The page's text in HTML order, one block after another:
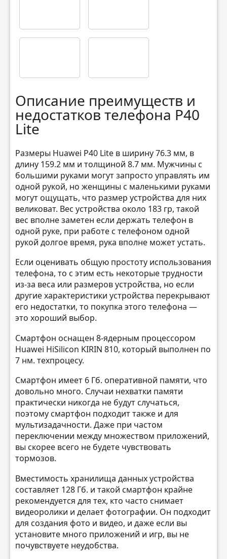
Описание преимуществ и
недостатков телефона P40
Lite
Размеры Huawei P40 Lite в ширину 76.3 мм, в
длину 159.2 мм и толщиной 8.7 мм. Мужчины с
большими руками могут запросто управлять им
одной рукой, но женщины с маленькими руками
могут ощущать, что размер устройства для них
великоват. Вес устройства около 183 гр, такой
вес вполне заметен если держать телефон в
одной руке, при работе с телефоном одной
рукой долгое время, рука вполне может устать.
Если оценивать общую простоту использования
телефона, то с этим есть некоторые трудности
из-за веса или размеров устройства, но если
другие характеристики устройства перекрывают
его недостатки, то покупка этого телефона —
это хороший выбор.
Смартфон оснащен 8-ядерным процессором
Huawei HiSilicon KIRIN 810, который выполнен по
7 нм. техпроцесу.
Смартфон имеет 6 Гб. оперативной памяти, что
довольно много. Случаи нехватки памяти
практически никогда не будут случаться,
поэтому смартфон подходит также и для
мультизадачности. Даже при частом
переключении между множеством приложений,
вы скорее всего не будете чувствовать
тормозов.
Вместимость хранилища данных устройства
составляет 128 Гб. и такой смартфон крайне
рекомендуется для тех, кто часто снимает
видеоролики и делает фотографии. Он подходит
для создания фото и видео, и даже если вы
установите много приложений и игр, вы не
почувствуете неудобства.